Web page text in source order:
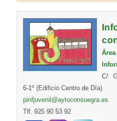
C/
6-1º (Edificio Centro de Día)
pinfjuvenil@aytoconsuegra.es
Tlf. 925 90 53 92